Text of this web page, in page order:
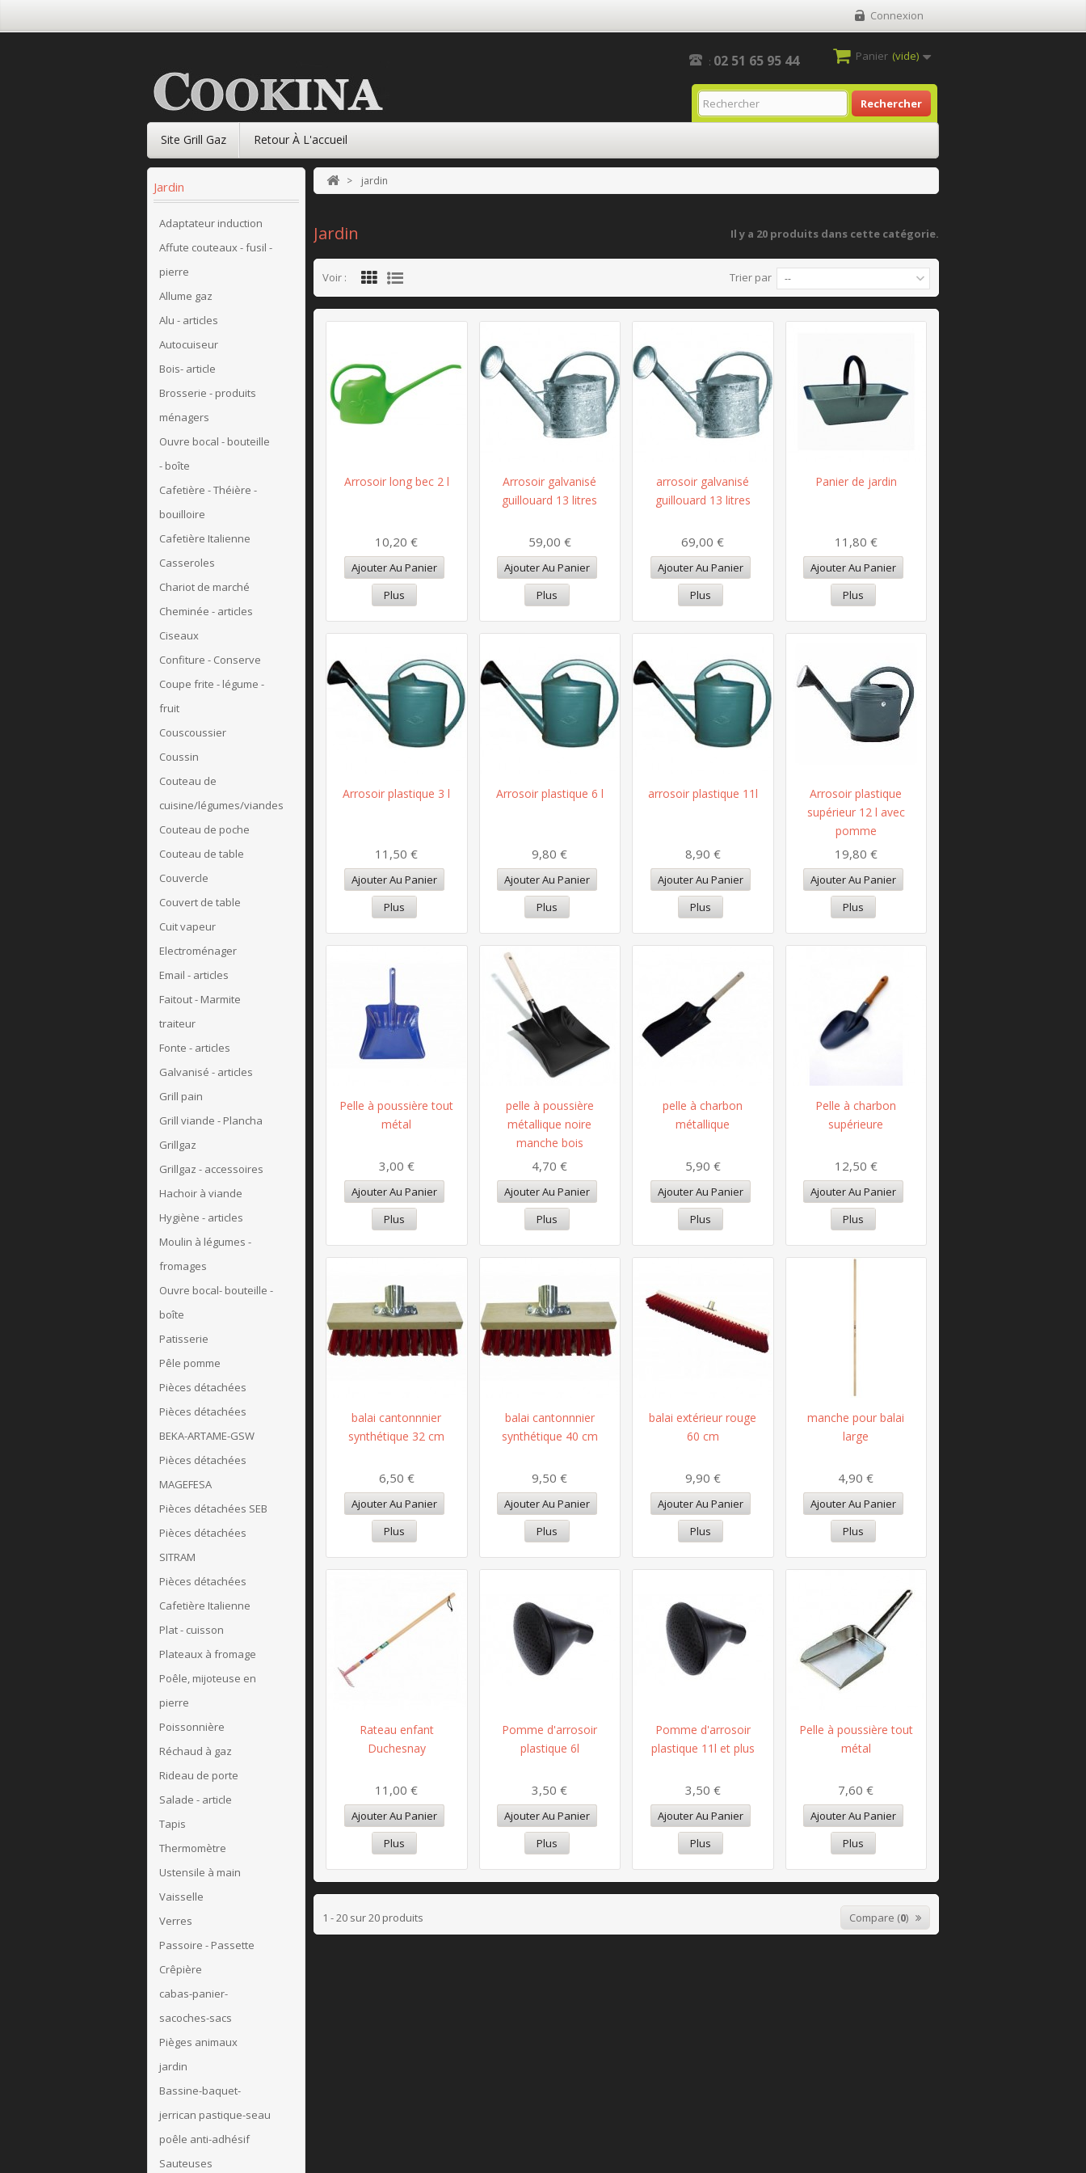
Connexion
: 02 51 65 95 44
Rechercher
Panier (vide)
Site Grill Gaz Retour À L'accueil
Jardin
Adaptateur induction
Affute couteaux - fusil -
pierre
Allume gaz
Alu - articles
Autocuiseur
Bois- article
Brosserie - produits
ménagers
Ouvre bocal - bouteille
- boîte
Cafetière - Théière -
bouilloire
Cafetière Italienne
Casseroles
Chariot de marché
Cheminée - articles
Ciseaux
Confiture - Conserve
Coupe frite - légume -
fruit
Couscoussier
Coussin
Couteau de
cuisine/légumes/viandes
Couteau de poche
Couteau de table
Couvercle
Couvert de table
Cuit vapeur
Electroménager
Email - articles
Faitout - Marmite
traiteur
Fonte - articles
Galvanisé - articles
Grill pain
Grill viande - Plancha
Grillgaz
Grillgaz - accessoires
Hachoir à viande
Hygiène - articles
Moulin à légumes -
fromages
Ouvre bocal- bouteille -
boîte
Patisserie
Pêle pomme
Pièces détachées
Pièces détachées
BEKA-ARTAME-GSW
Pièces détachées
MAGEFESA
Pièces détachées SEB
Pièces détachées
SITRAM
Pièces détachées
Cafetière Italienne
Plat - cuisson
Plateaux à fromage
Poêle, mijoteuse en
pierre
Poissonnière
Réchaud à gaz
Rideau de porte
Salade - article
Tapis
Thermomètre
Ustensile à main
Vaisselle
Verres
Passoire - Passette
Crêpière
cabas-panier-
sacoches-sacs
Pièges animaux
jardin
Bassine-baquet-
jerrican pastique-seau
poêle anti-adhésif
Sauteuses
> jardin
Jardin Il y a 20 produits dans cette catégorie.
Voir : Trier par --
Arrosoir long bec 2 l
10,20 €
Ajouter Au Panier
Plus
Arrosoir galvanisé
guillouard 13 litres
59,00 €
Ajouter Au Panier
Plus
arrosoir galvanisé
guillouard 13 litres
69,00 €
Ajouter Au Panier
Plus
Panier de jardin
11,80 €
Ajouter Au Panier
Plus
Arrosoir plastique 3 l
11,50 €
Ajouter Au Panier
Plus
Arrosoir plastique 6 l
9,80 €
Ajouter Au Panier
Plus
arrosoir plastique 11l
8,90 €
Ajouter Au Panier
Plus
Arrosoir plastique
supérieur 12 l avec
pomme
19,80 €
Ajouter Au Panier
Plus
Pelle à poussière tout
métal
3,00 €
Ajouter Au Panier
Plus
pelle à poussière
métallique noire
manche bois
4,70 €
Ajouter Au Panier
Plus
pelle à charbon
métallique
5,90 €
Ajouter Au Panier
Plus
Pelle à charbon
supérieure
12,50 €
Ajouter Au Panier
Plus
balai cantonnnier
synthétique 32 cm
6,50 €
Ajouter Au Panier
Plus
balai cantonnnier
synthétique 40 cm
9,50 €
Ajouter Au Panier
Plus
balai extérieur rouge
60 cm
9,90 €
Ajouter Au Panier
Plus
manche pour balai
large
4,90 €
Ajouter Au Panier
Plus
Rateau enfant
Duchesnay
11,00 €
Ajouter Au Panier
Plus
Pomme d'arrosoir
plastique 6l
3,50 €
Ajouter Au Panier
Plus
Pomme d'arrosoir
plastique 11l et plus
3,50 €
Ajouter Au Panier
Plus
Pelle à poussière tout
métal
7,60 €
Ajouter Au Panier
Plus
Compare (0)
1 - 20 sur 20 produits